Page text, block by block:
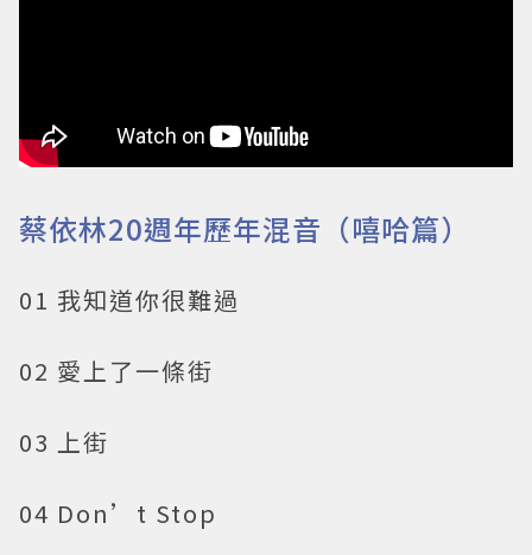
蔡依林20週年歷年混音（嘻哈篇）
01 我知道你很難過
02 愛上了一條街
03 上街
04 Don’t Stop